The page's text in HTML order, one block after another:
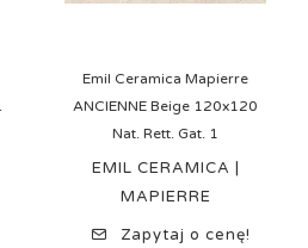
Emil Ceramica Mapierre
ANCIENNE Beige 120x120
Nat. Rett. Gat. 1
EMIL CERAMICA |
MAPIERRE
Zapytaj o cenę!